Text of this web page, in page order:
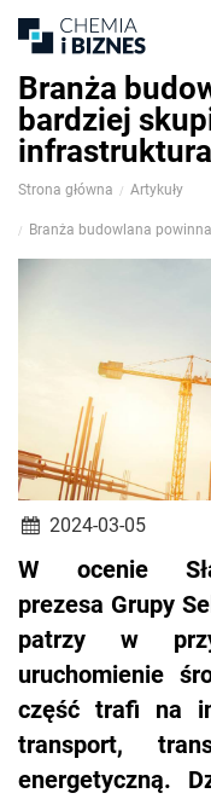
Branża
bardziej
Strona główna Artykuły
2024-03-05
W ocenie
prezesa Grupy
patrzy w
uruchomienie
część trafi na
transport,
energetyczną.